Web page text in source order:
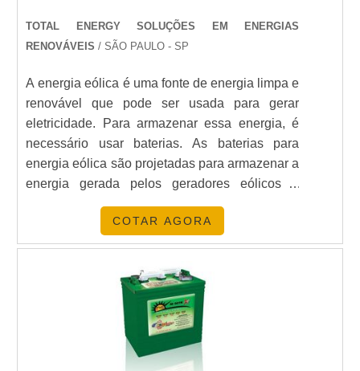
A Energia24Horas é referência em soluções de
energia solar. Com anos de experiência, oferecemos
renováveis. Saiba mais sobre nossas opções de
Placas de Energia Solar Para Residência.
PERGUNTAS FREQUENTES
QUAL O VALOR DE UMA BATERIA
PARA ENERGIA SOLAR?
O preço pode variar de acordo com a tecnologia e
capacidade, mas geralmente começa em torno de
R$ 2.000 para baterias de chumbo-ácido.
QUANTAS HORAS DURA UMA
BATERIA DE ENERGIA SOLAR?
A duração depende da capacidade da bateria e do
TOTAL ENERGY SOLUÇÕES EM ENERGIAS
RENOVÁVEIS/ SÃO PAULO - SP
A energia eólica é uma fonte de energia limpa e
renovável que pode ser usada para gerar
eletricidade. Para armazenar essa energia, é
necessário usar baterias. As baterias para
energia eólica são projetadas para armazenar a
energia gerada pelos geradores eólicos e
fornecer energia quando necessário. Elas são
projetadas para suportar as variações de
tensão e corrente geradas pelos geradores
desempenho e confiabilidade.
COTAR AGORA